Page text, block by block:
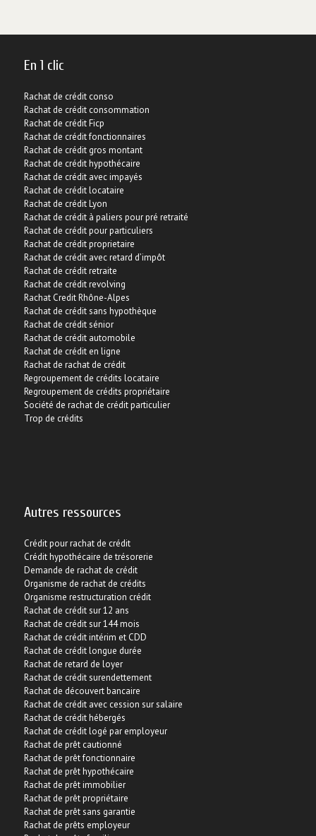
En 1 clic
Rachat de crédit conso
Rachat de crédit consommation
Rachat de crédit Ficp
Rachat de crédit fonctionnaires
Rachat de crédit gros montant
Rachat de crédit hypothécaire
Rachat de crédit avec impayés
Rachat de crédit locataire
Rachat de crédit Lyon
Rachat de crédit à paliers pour pré retraité
Rachat de crédit pour particuliers
Rachat de crédit proprietaire
Rachat de crédit avec retard d’impôt
Rachat de crédit retraite
Rachat de crédit revolving
Rachat Credit Rhône-Alpes
Rachat de crédit sans hypothèque
Rachat de crédit sénior
Rachat de crédit automobile
Rachat de crédit en ligne
Rachat de rachat de crédit
Regroupement de crédits locataire
Regroupement de crédits propriétaire
Société de rachat de crédit particulier
Trop de crédits
Autres ressources
Crédit pour rachat de crédit
Crédit hypothécaire de trésorerie
Demande de rachat de crédit
Organisme de rachat de crédits
Organisme restructuration crédit
Rachat de crédit sur 12 ans
Rachat de crédit sur 144 mois
Rachat de crédit intérim et CDD
Rachat de crédit longue durée
Rachat de retard de loyer
Rachat de crédit surendettement
Rachat de découvert bancaire
Rachat de crédit avec cession sur salaire
Rachat de crédit hébergés
Rachat de crédit logé par employeur
Rachat de prêt cautionné
Rachat de prêt fonctionnaire
Rachat de prêt hypothécaire
Rachat de prêt immobilier
Rachat de prêt propriétaire
Rachat de prêt sans garantie
Rachat de prêts employeur